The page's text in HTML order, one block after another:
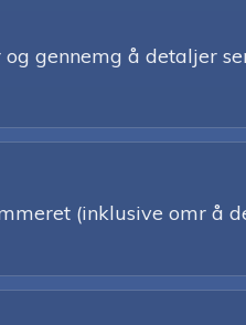
gennemg å detaljer
(inklusive omr å